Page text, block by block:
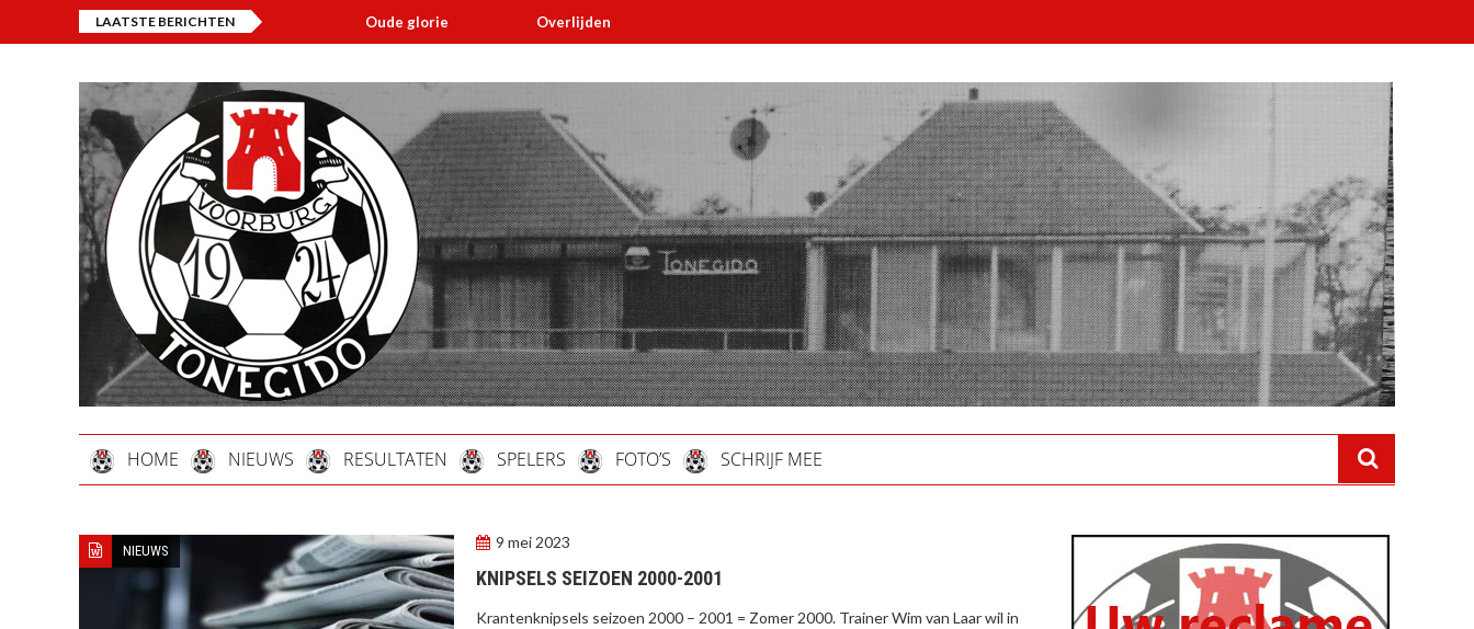
LAATSTE BERICHTEN Oude glorie Overlijden
HOME NIEUWS RESULTATEN SPELERS FOTO’S SCHRIJF MEE
NIEUWS 9 mei 2023
KNIPSELS SEIZOEN 2000-2001
Krantenknipsels seizoen 2000 – 2001 = Zomer 2000. Trainer Wim van Laar wil in